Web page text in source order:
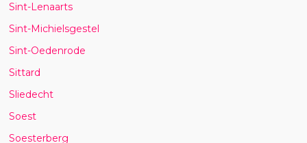
Sint-Lenaarts
Sint-Michielsgestel
Sint-Oedenrode
Sittard
Sliedecht
Soest
Soesterberg